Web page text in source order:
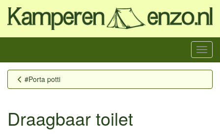
Menu
#Porta potti
Draagbaar toilet